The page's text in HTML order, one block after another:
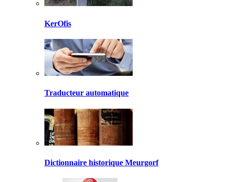
KerOfis
Traducteur automatique
Dictionnaire historique Meurgorf